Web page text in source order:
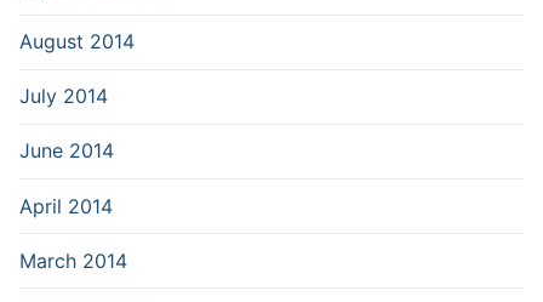
August 2014
July 2014
June 2014
April 2014
March 2014